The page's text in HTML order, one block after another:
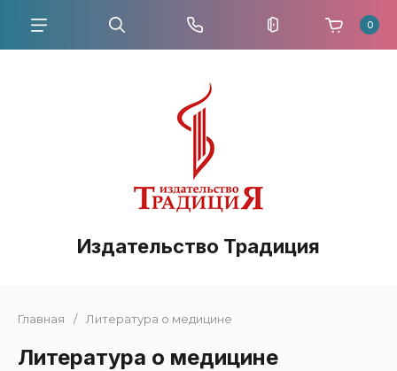
Издательство Традиция
0
Главная / Литература о медицине
Литература о медицине